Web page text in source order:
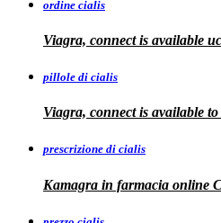
ordine cialis
Viagra, connect is available
pillole di cialis
Viagra, connect is available to
prescrizione di cialis
Kamagra in farmacia online